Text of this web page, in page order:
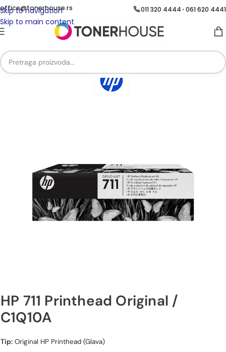
Skip to navigation
Skip to main content
office@tonerhouse.rs 011 320 4444 •061 620 4441
Početna
HP 711 Printhead Original /
C1Q10A
Tip: Original HP Printhead (Glava)